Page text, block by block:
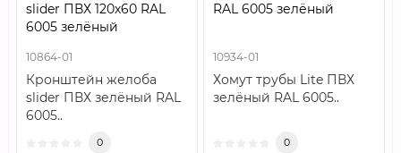
slider ПВХ 120х60 RAL
6005 зелёный
10864-01
Кронштейн желоба
slider ПВХ зелёный RAL
6005..
0
RAL 6005 зелёный
10934-01
Хомут трубы Lite ПВХ
зелёный RAL 6005..
0